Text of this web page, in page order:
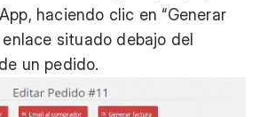
haciendo clic en “Generar
enlace situado debajo del
un pedido.